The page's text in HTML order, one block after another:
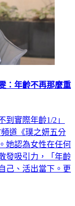
：年齡不再那麼重
實際年齡1/2」
道《璞之妍五分
她認為女性在任何
發吸引力，「年齡
己、活出當下。更